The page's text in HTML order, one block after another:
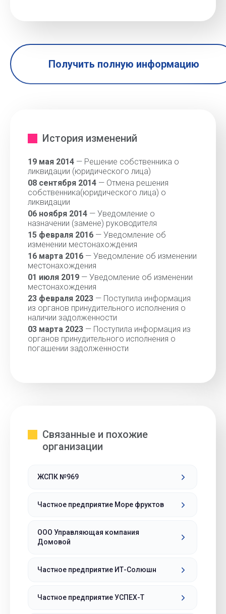
Получить полную информацию
История изменений
19 мая 2014 — Решение собственника о
ликвидации (юридического лица)
08 сентября 2014 — Отмена решения
собственника(юридического лица) о
ликвидации
06 ноября 2014 — Уведомление о
назначении (замене) руководителя
15 февраля 2016 — Уведомление об
изменении местонахождения
16 марта 2016 — Уведомление об изменении
местонахождения
01 июля 2019 — Уведомление об изменении
местонахождения
23 февраля 2023 — Поступила информация
из органов принудительного исполнения о
наличии задолженности
03 марта 2023 — Поступила информация из
органов принудительного исполнения о
погашении задолженности
Связанные и похожие
организации
ЖСПК №969
Частное предприятие Море фруктов
ООО Управляющая компания
Домовой
Частное предприятие ИТ-Солюшн
Частное предприятие УСПЕХ-Т